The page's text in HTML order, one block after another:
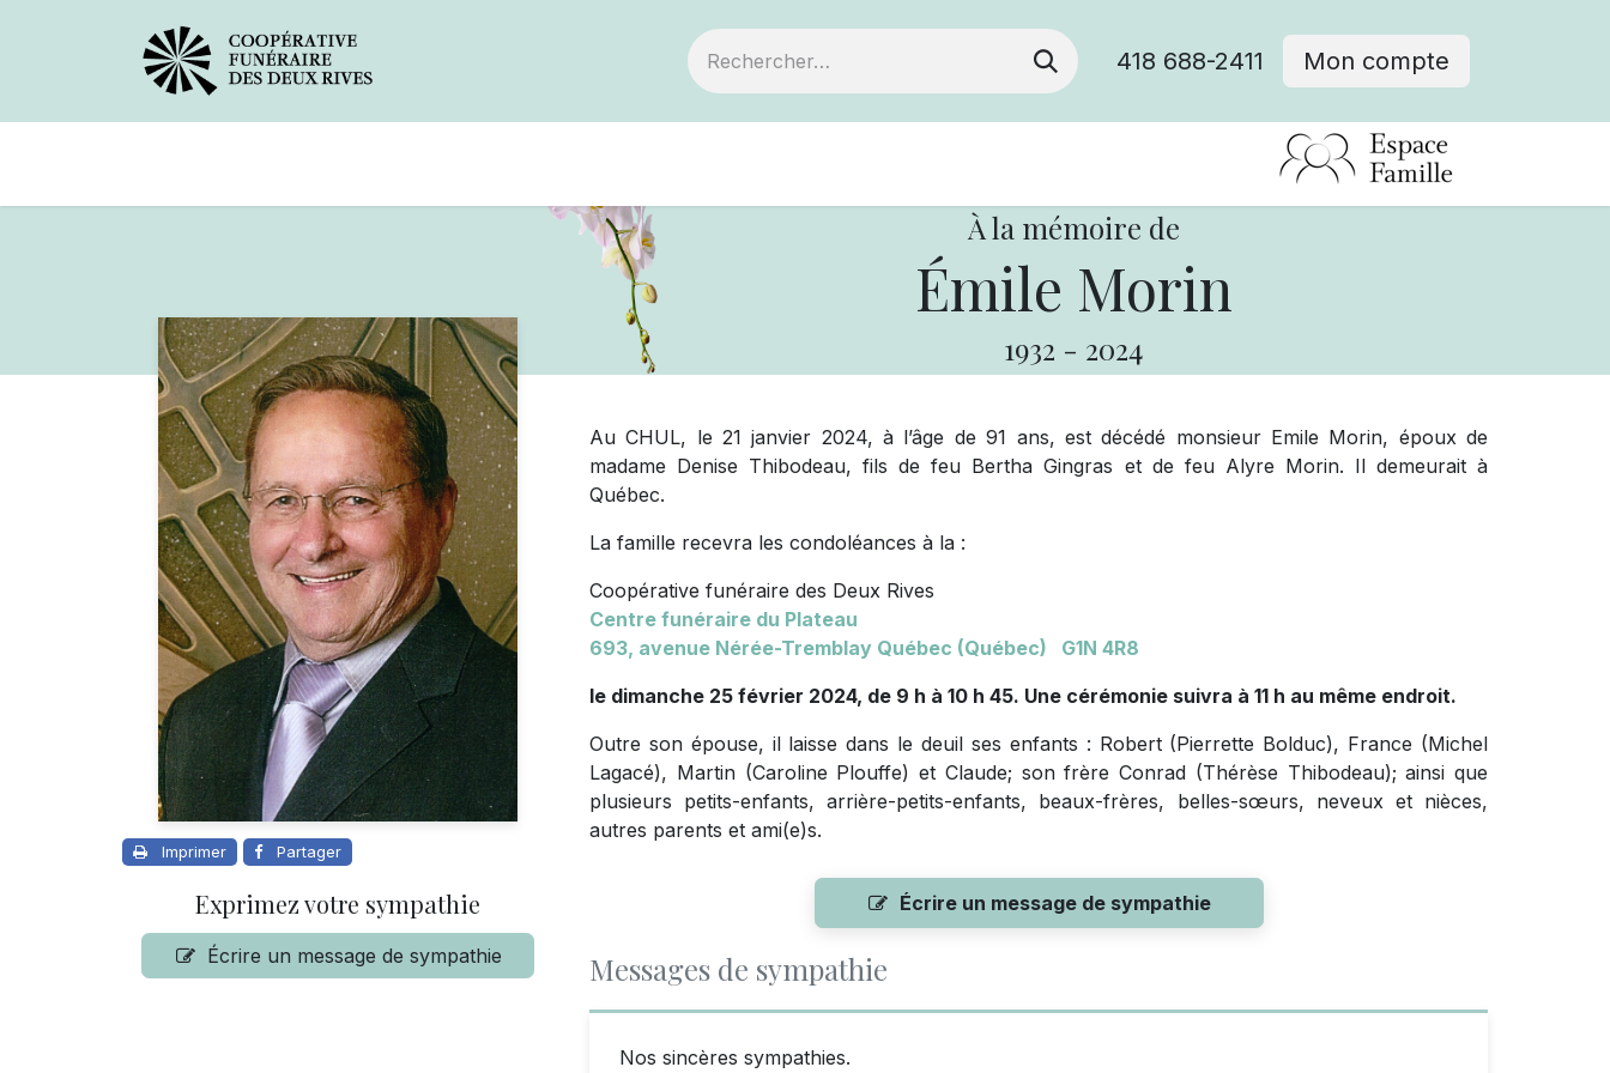
418 688-2411 Mon compte
À la mémoire de
Émile Morin
1932 - 2024
Imprimer Partager
Exprimez votre sympathie
Écrire un message de sympathie
Au CHUL, le 21 janvier 2024, à l’âge de 91 ans, est décédé monsieur Emile Morin, époux de
madame Denise Thibodeau, fils de feu Bertha Gingras et de feu Alyre Morin. Il demeurait à
Québec.
La famille recevra les condoléances à la :
Coopérative funéraire des Deux Rives
Centre funéraire du Plateau
693, avenue Nérée-Tremblay Québec (Québec) G1N 4R8
le dimanche 25 février 2024, de 9 h à 10 h 45. Une cérémonie suivra à 11 h au même endroit.
Outre son épouse, il laisse dans le deuil ses enfants : Robert (Pierrette Bolduc), France (Michel
Lagacé), Martin (Caroline Plouffe) et Claude; son frère Conrad (Thérèse Thibodeau); ainsi que
plusieurs petits-enfants, arrière-petits-enfants, beaux-frères, belles-sœurs, neveux et nièces,
autres parents et ami(e)s.
Écrire un message de sympathie
Messages de sympathie
Nos sincères sympathies.